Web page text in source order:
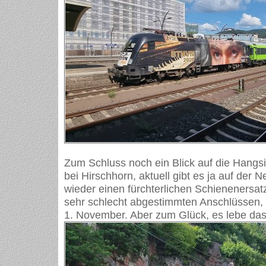
Zum Schluss noch ein Blick auf die
bei Hirschhorn, aktuell gibt es ja auf der
wieder einen fürchterlichen
sehr schlecht abgestimmten
1. November. Aber zum Glück, es lebe